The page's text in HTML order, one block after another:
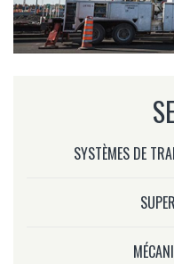
SYSTÈMES DE